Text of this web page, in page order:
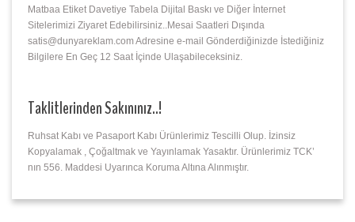
Matbaa Etiket Davetiye Tabela Dijital Baskı ve Diğer İnternet
Sitelerimizi Ziyaret Edebilirsiniz..Mesai Saatleri Dışında
satis@dunyareklam.com Adresine e-mail Gönderdiğinizde İstediğiniz
Bilgilere En Geç 12 Saat İçinde Ulaşabileceksiniz.
Taklitlerinden Sakınınız..!
Ruhsat Kabı ve Pasaport Kabı Ürünlerimiz Tescilli Olup. İzinsiz
Kopyalamak , Çoğaltmak ve Yayınlamak Yasaktır. Ürünlerimiz TCK’
nın 556. Maddesi Uyarınca Koruma Altına Alınmıştır.